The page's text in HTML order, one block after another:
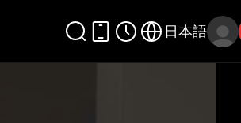
日本語